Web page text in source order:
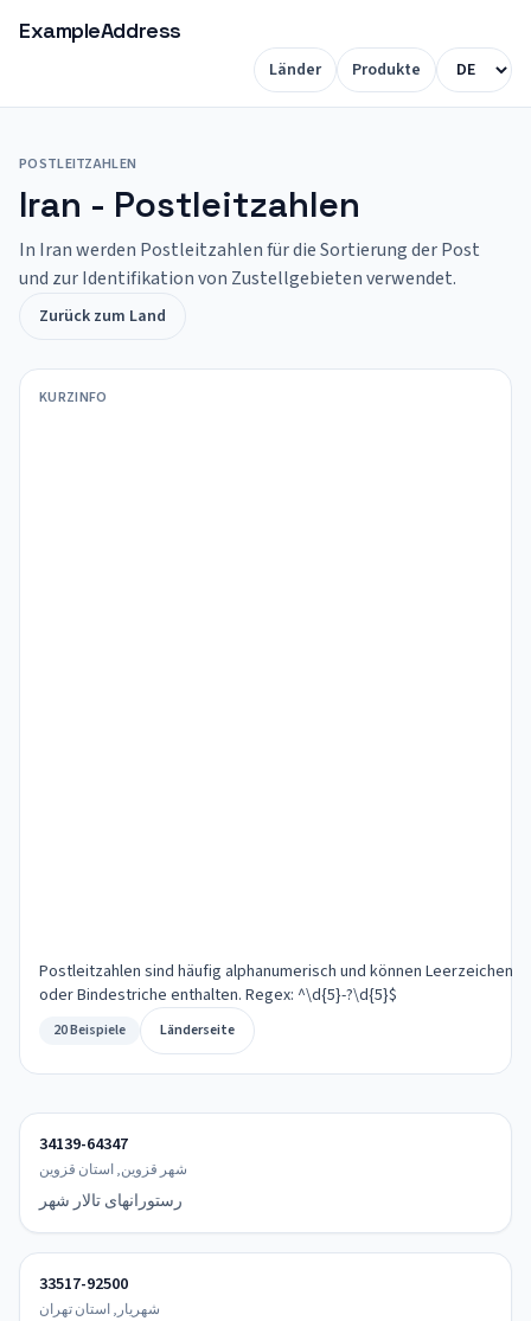
ExampleAddress
Länder Produkte
POSTLEITZAHLEN
Iran - Postleitzahlen
In Iran werden Postleitzahlen für die Sortierung der Post
und zur Identifikation von Zustellgebieten verwendet.
Zurück zum Land
KURZINFO
Postleitzahlen sind häufig alphanumerisch und können Leerzeichen
oder Bindestriche enthalten. Regex: ^\d{5}-?\d{5}$
20 Beispiele Länderseite
34139-64347
شهر قزوین, استان قزوین
رستورانهای تالار شهر
33517-92500
شهریار, استان تهران